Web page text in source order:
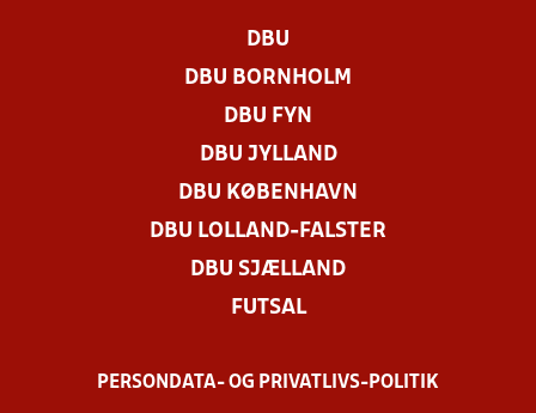
DBU
DBU BORNHOLM
DBU FYN
DBU JYLLAND
DBU KØBENHAVN
DBU LOLLAND-FALSTER
DBU SJÆLLAND
FUTSAL
PERSONDATA- OG PRIVATLIVS-POLITIK